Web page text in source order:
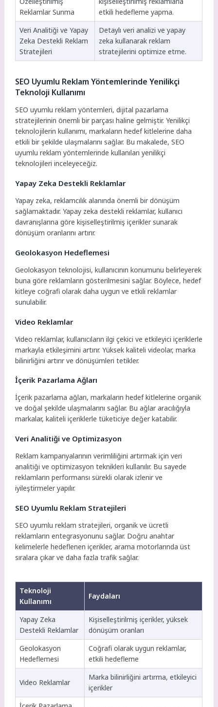
Reklamlar Sunma
etkili hedefleme yapma.
Veri Analitiği ve Yapay
Zeka Destekli Reklam
Stratejileri
Detaylı veri analizi ve yapay
zeka kullanarak reklam
stratejilerini optimize etme.
SEO Uyumlu Reklam Yöntemlerinde Yenilikçi
Teknoloji Kullanımı
SEO uyumlu reklam yöntemleri, dijital pazarlama
stratejilerinin önemli bir parçası haline gelmiştir. Yenilikçi
teknolojilerin kullanımı, markaların hedef kitlelerine daha
etkili bir şekilde ulaşmalarını sağlar. Bu makalede, SEO
uyumlu reklam yöntemlerinde kullanılan yenilikçi
teknolojileri inceleyeceğiz.
Yapay Zeka Destekli Reklamlar
Yapay zeka, reklamcılık alanında önemli bir dönüşüm
sağlamaktadır. Yapay zeka destekli reklamlar, kullanıcı
davranışlarına göre kişiselleştirilmiş içerikler sunarak
dönüşüm oranlarını artırır.
Geolokasyon Hedeflemesi
Geolokasyon teknolojisi, kullanıcının konumunu belirleyerek
buna göre reklamların gösterilmesini sağlar. Böylece, hedef
kitleye coğrafi olarak daha uygun ve etkili reklamlar
sunulabilir.
Video Reklamlar
Video reklamlar, kullanıcıların ilgi çekici ve etkileyici içeriklerle
markayla etkileşimini artırır. Yüksek kaliteli videolar, marka
bilinirliğini artırır ve dönüşümleri tetikler.
İçerik Pazarlama Ağları
İçerik pazarlama ağları, markaların hedef kitlelerine organik
ve doğal şekilde ulaşmalarını sağlar. Bu ağlar aracılığıyla
markalar, kaliteli içeriklerle tüketiciye değer katabilir.
Veri Analitiği ve Optimizasyon
Reklam kampanyalarının verimliliğini artırmak için veri
analitiği ve optimizasyon teknikleri kullanılır. Bu sayede
reklamların performansı sürekli olarak izlenir ve
iyileştirmeler yapılır.
SEO Uyumlu Reklam Stratejileri
SEO uyumlu reklam stratejileri, organik ve ücretli
reklamların entegrasyonunu sağlar. Doğru anahtar
kelimelerle hedeflenen içerikler, arama motorlarında üst
sıralara çıkar ve daha fazla trafik sağlar.
Teknoloji
Kullanımı
Faydaları
Yapay Zeka
Destekli Reklamlar
Kişiselleştirilmiş içerikler, yüksek
dönüşüm oranları
Geolokasyon
Hedeflemesi
Coğrafi olarak uygun reklamlar,
etkili hedefleme
Video Reklamlar
Marka bilinirliğini artırma, etkileyici
içerikler